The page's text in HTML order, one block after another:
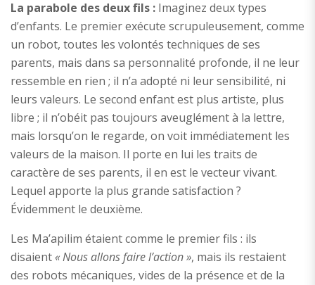
La parabole des deux fils : Imaginez deux types
d’enfants. Le premier exécute scrupuleusement, comme
un robot, toutes les volontés techniques de ses
parents, mais dans sa personnalité profonde, il ne leur
ressemble en rien ; il n’a adopté ni leur sensibilité, ni
leurs valeurs. Le second enfant est plus artiste, plus
libre ; il n’obéit pas toujours aveuglément à la lettre,
mais lorsqu’on le regarde, on voit immédiatement les
valeurs de la maison. Il porte en lui les traits de
caractère de ses parents, il en est le vecteur vivant.
Lequel apporte la plus grande satisfaction ?
Évidemment le deuxième.
Les Ma’apilim étaient comme le premier fils : ils
disaient« Nous allons faire l’action », mais ils restaient
des robots mécaniques, vides de la présence et de la